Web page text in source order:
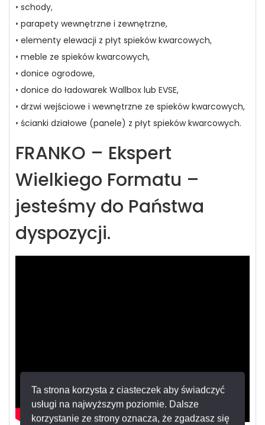
Ta strona korzysta z ciasteczek aby świadczyć
usługi na najwyższym poziomie. Dalsze
korzystanie ze strony oznacza, że zgadzasz się
• schody,
• parapety wewnętrzne i zewnętrzne,
• elementy elewacji z płyt spieków kwarcowych,
• meble ze spieków kwarcowych,
• donice ogrodowe,
• donice do ładowarek Wallbox lub EVSE,
• drzwi wejściowe i wewnętrzne ze spieków kwarcowych,
• ścianki działowe (panele) z płyt spieków kwarcowych.
FRANKO – Ekspert
Wielkiego Formatu –
jesteśmy do Państwa
dyspozycji.